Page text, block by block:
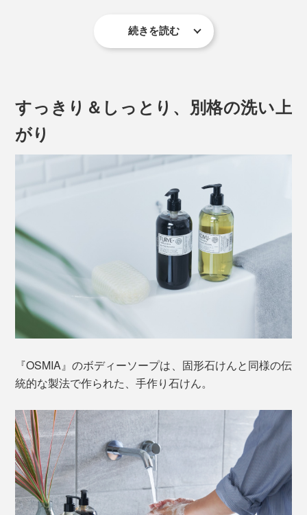
1年中サウナを楽しむフィンランドの人々にとっても、
太陽の季節、白樺の香りに包まれながらのサウナは、格
別な心地よさなのだとか。
湖畔のサウナ小屋に集い、白樺の若葉を束ねた「ヴィヒ
タ」で体を叩いて、刺激と香りを楽しんだり、インテリ
アとして飾ったり。
写真提供 Visit Finland
豊富なミネラル分を含むピートを、顔や体に塗り、サウ
ナを楽しむ様子は、フィンランドでよく見られる光景。
お肌の掃除と栄養補給を兼ねた、フィンランド流のクレ
イパックです。
続きを読む
すっきり＆しっとり、別格の洗い上
がり
『OSMIA』のボディーソープは、固形石けんと同様の伝
統的な製法で作られた、手作り石けん。